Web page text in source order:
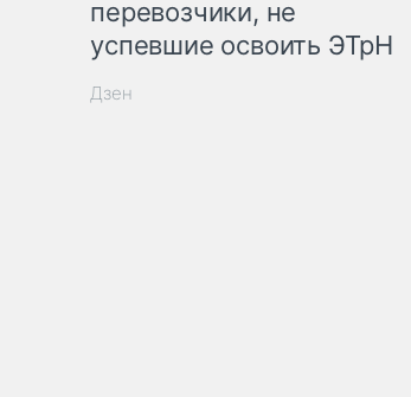
перевозчики, не
успевшие освоить ЭТрН
Дзен